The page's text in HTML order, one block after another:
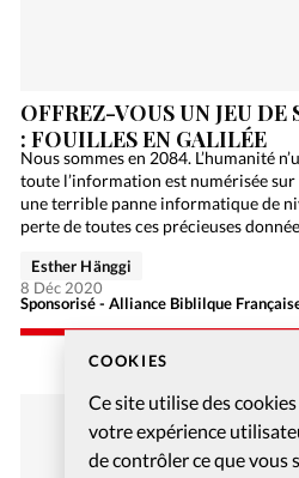
COOKIES
Ce site utilise des
votre expérience
de contrôler ce que vous
OFFREZ-VOUS UN JEU
: FOUILLES EN GALILÉE
Nous sommes en 2084. L’humanité
toute l’information est numérisée
une terrible panne informatique de
perte de toutes ces précieuses
Sponsorisé - Alliance Biblilque
Esther Hänggi
8 Déc 2020